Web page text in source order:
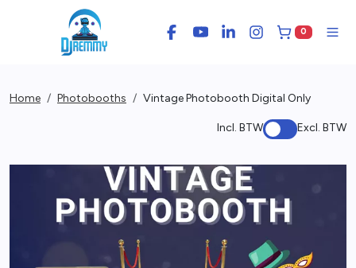
Facebook
YouTubeLinkedInInstagram
0
Home Photobooths Vintage Photobooth Digital Only
Incl. BTW Excl. BTW